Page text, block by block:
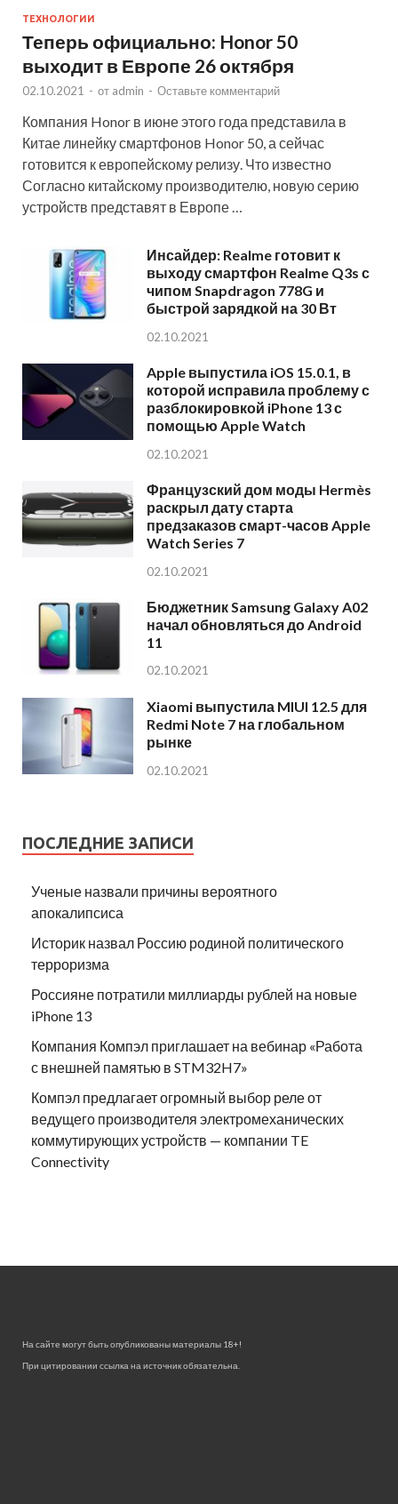
ТЕХНОЛОГИИ
Теперь официально: Honor 50
выходит в Европе 26 октября
02.10.2021 - от admin - Оставьте комментарий
Компания Honor в июне этого года представила в
Китае линейку смартфонов Honor 50, а сейчас
готовится к европейскому релизу. Что известно
Согласно китайскому производителю, новую серию
устройств представят в Европе …
Инсайдер: Realme готовит к
выходу смартфон Realme Q3s с
чипом Snapdragon 778G и
быстрой зарядкой на 30 Вт
02.10.2021
Apple выпустила iOS 15.0.1, в
которой исправила проблему с
разблокировкой iPhone 13 с
помощью Apple Watch
02.10.2021
Французский дом моды Hermès
раскрыл дату старта
предзаказов смарт-часов Apple
Watch Series 7
02.10.2021
Бюджетник Samsung Galaxy A02
начал обновляться до Android
11
02.10.2021
Xiaomi выпустила MIUI 12.5 для
Redmi Note 7 на глобальном
рынке
02.10.2021
ПОСЛЕДНИЕ ЗАПИСИ
Ученые назвали причины вероятного
апокалипсиса
Историк назвал Россию родиной политического
терроризма
Россияне потратили миллиарды рублей на новые
iPhone 13
Компания Компэл приглашает на вебинар «Работа
с внешней памятью в STM32H7»
Компэл предлагает огромный выбор реле от
ведущего производителя электромеханических
коммутирующих устройств — компании TE
Connectivity
На сайте могут быть опубликованы материалы 18+!
При цитировании ссылка на источник обязательна.